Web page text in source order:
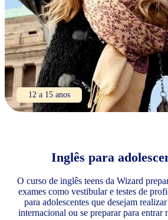
12 a 15 anos
Inglês para
O curso de inglês teens da Wizard
exames como vestibular e testes de
para adolescentes que desejam
internacional ou se preparar para entrar